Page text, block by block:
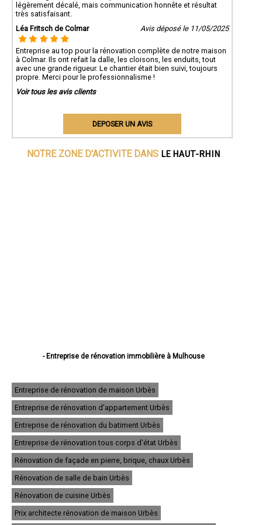
légèrement décalé, mais communication honnête et résultat
très satisfaisant.
Léa Fritsch de Colmar
Avis déposé le 11/05/2025
Entreprise au top pour la rénovation complète de notre maison
à Colmar. Ils ont refait la dalle, les cloisons, les enduits, tout
avec une grande rigueur. Le chantier était bien suivi, toujours
propre. Merci pour le professionnalisme !
Voir tous les avis clients
DEPOSER UN AVIS
NOTRE ZONE D'ACTIVITE DANS LE HAUT-RHIN
- Entreprise de rénovation immobilière à Mulhouse
- Entreprise de rénovation immobilière à Illzach
- Entreprise de rénovation immobilière à Wittenheim
- Entreprise de rénovation immobilière à Kingersheim
- Entreprise de rénovation immobilière à Rixheim
- Entreprise de rénovation immobilière à Riedisheim
- Entreprise de rénovation immobilière à Guebwiller
- Entreprise de rénovation immobilière à Cernay
- Entreprise de rénovation immobilière à Wittelsheim
- Entreprise de rénovation immobilière à Pfastatt
- Entreprise de rénovation immobilière à Thann
- Entreprise de rénovation immobilière à Wintzenheim
- Entreprise de rénovation immobilière à Soultz-Haut-Rhin
- Entreprise de rénovation immobilière à Ensisheim
Entreprise de rénovation de maison Urbès
Entreprise de rénovation d'appartement Urbès
Entreprise de rénovation du batiment Urbès
Entreprise de rénovation tous corps d'état Urbès
Rénovation de façade en pierre, brique, chaux Urbès
Rénovation de salle de bain Urbès
Rénovation de cuisine Urbès
Prix architecte rénovation de maison Urbès